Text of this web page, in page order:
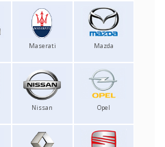
Maserati Mazda
Nissan Opel